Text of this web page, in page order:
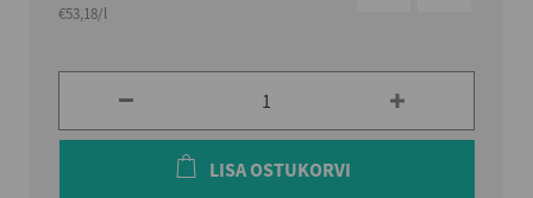
€53,18/l
LISA OSTUKORVI